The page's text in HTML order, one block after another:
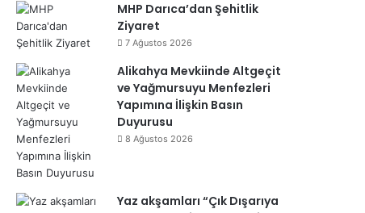
MHP Darıca’dan Şehitlik
Ziyaret
7 Ağustos 2026
Alikahya Mevkiinde Altgeçit
ve Yağmursuyu Menfezleri
Yapımına İlişkin Basın
Duyurusu
8 Ağustos 2026
Yaz akşamları “Çık Dışarıya